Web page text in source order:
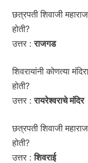
छत्रपती शिवाजी
होती?
उत्तर :राजगड
शिवरायांनी कोणत्या
होती?
उत्तर :रायरेश्वराचे मंदिर
छत्रपती शिवाजी
होती?
उत्तर :शिवराई